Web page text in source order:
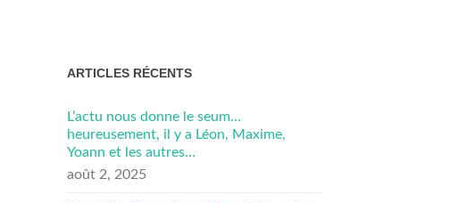
ARTICLES RÉCENTS
L’actu nous donne le seum…
heureusement, il y a Léon, Maxime,
Yoann et les autres…
août 2, 2025